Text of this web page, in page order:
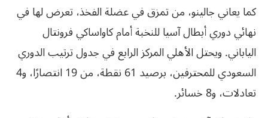
كما يعاني جالينو، من تمزق في عضلة الفخذ، تعرض لها في
نهائي دوري أبطال آسيا للنخبة أمام كاواساكي فرونتال
الياباني. ويحتل الأهلي المركز الرابع في جدول ترتيب الدوري
السعودي للمحترفين، برصيد 61 نقطة، من 19 انتصارًا، و4
تعادلات، و8 خسائر.